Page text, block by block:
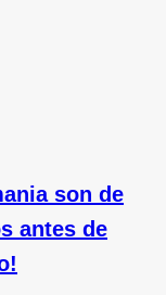
son de
antes de